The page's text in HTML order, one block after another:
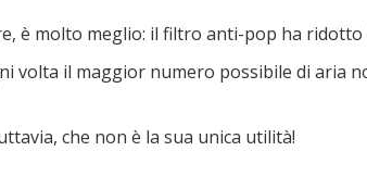
è molto meglio: il filtro anti-pop ha ridotto
volta il maggior numero possibile di aria
che non è la sua unica utilità!